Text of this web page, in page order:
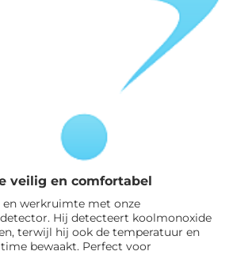
veilig en comfortabel
en werkruimte met onze
Hij detecteert koolmonoxide
terwijl hij ook de temperatuur en
bewaakt. Perfect voor